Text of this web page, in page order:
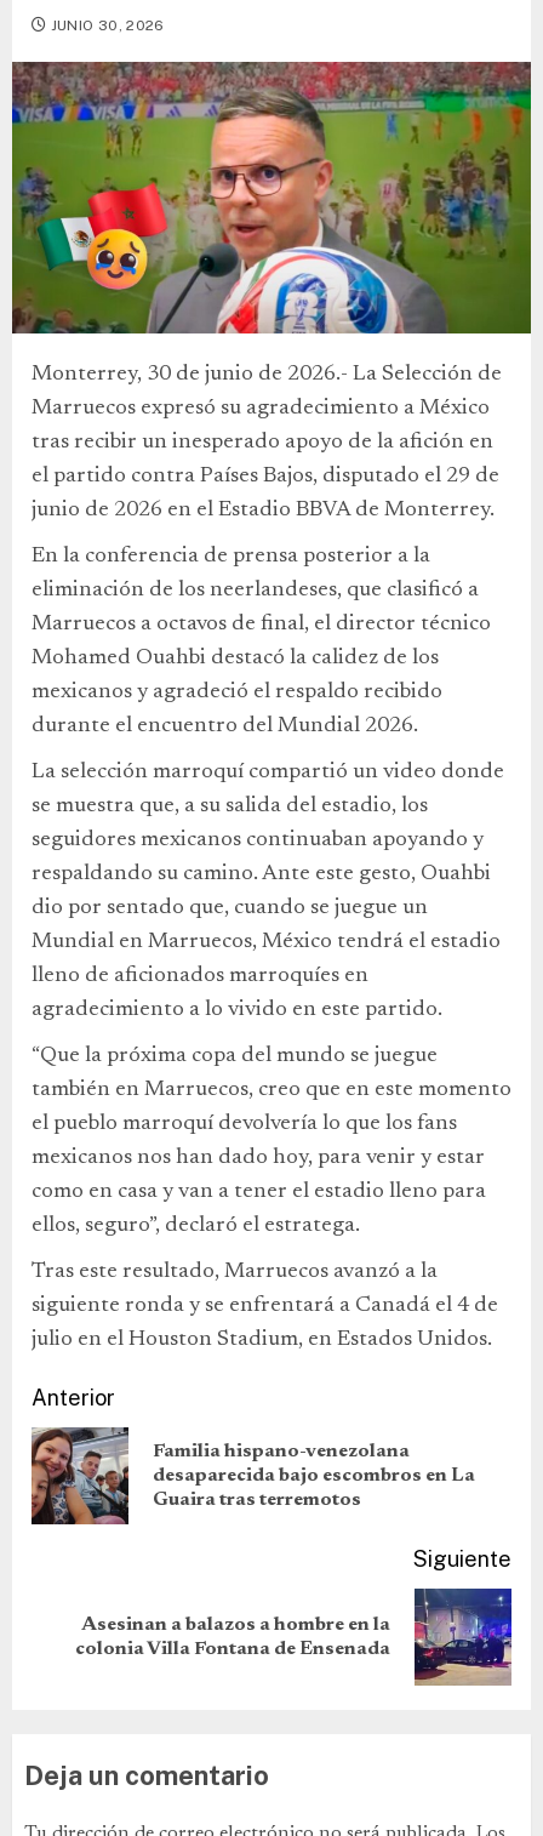
JUNIO 30, 2026
Monterrey, 30 de junio de 2026.- La Selección de
Marruecos expresó su agradecimiento a México
tras recibir un inesperado apoyo de la afición en
el partido contra Países Bajos, disputado el 29 de
junio de 2026 en el Estadio BBVA de Monterrey.
En la conferencia de prensa posterior a la
eliminación de los neerlandeses, que clasificó a
Marruecos a octavos de final, el director técnico
Mohamed Ouahbi destacó la calidez de los
mexicanos y agradeció el respaldo recibido
durante el encuentro del Mundial 2026.
La selección marroquí compartió un video donde
se muestra que, a su salida del estadio, los
seguidores mexicanos continuaban apoyando y
respaldando su camino. Ante este gesto, Ouahbi
dio por sentado que, cuando se juegue un
Mundial en Marruecos, México tendrá el estadio
lleno de aficionados marroquíes en
agradecimiento a lo vivido en este partido.
“Que la próxima copa del mundo se juegue
también en Marruecos, creo que en este momento
el pueblo marroquí devolvería lo que los fans
mexicanos nos han dado hoy, para venir y estar
como en casa y van a tener el estadio lleno para
ellos, seguro”, declaró el estratega.
Tras este resultado, Marruecos avanzó a la
siguiente ronda y se enfrentará a Canadá el 4 de
julio en el Houston Stadium, en Estados Unidos.
Anterior
Familia hispano-venezolana
desaparecida bajo escombros en La
Guaira tras terremotos
Siguiente
Asesinan a balazos a hombre en la
colonia Villa Fontana de Ensenada
Deja un comentario